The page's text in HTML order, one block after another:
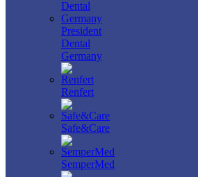
President
Dental
Germany
Renfert
Safe&Care
SemperMed